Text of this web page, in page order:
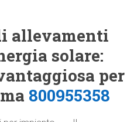
allevamenti
solare:
per
800955358